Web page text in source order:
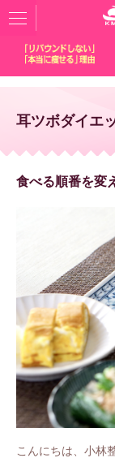
耳ツボダイエ
食べる順番を変
こんにちは、小林